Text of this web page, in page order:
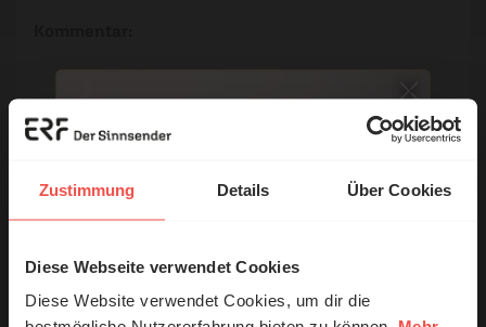
Zustimmung Details Über Cookies
Diese Webseite verwendet Cookies
Diese Website verwendet Cookies, um dir die
Meinen Kommentar nicht öffentlich teilen.
Ich bin damit einverstanden, dass meine Angaben
anonymisiert erfasst und zum Zweck der
ausgewertet werden. Es erfolgt keine Weitergabe
Datenschutzerklärung.
© Ruth Schneider / ERF